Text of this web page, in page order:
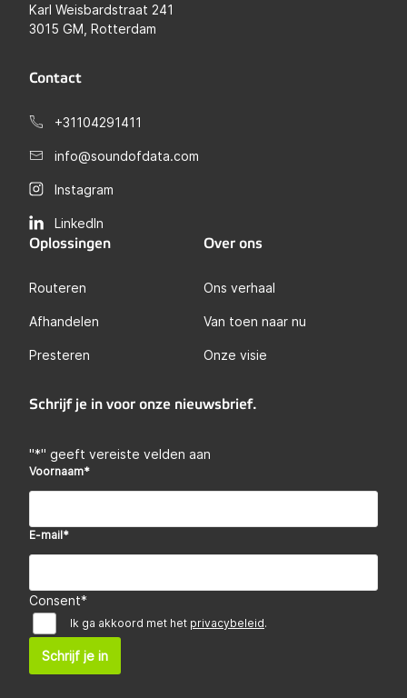
Karl Weisbardstraat 241
3015 GM, Rotterdam
Contact
+31104291411
info@soundofdata.com
Instagram
LinkedIn
Oplossingen
Routeren
Afhandelen
Presteren
Over ons
Ons verhaal
Van toen naar nu
Onze visie
Schrijf je in voor onze nieuwsbrief.
"*" geeft vereiste velden aan
Voornaam*
E-mail*
Consent*
Ik ga akkoord met het privacybeleid.
Schrijf je in